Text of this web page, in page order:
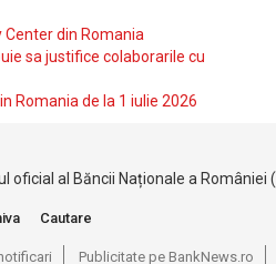
din Romania
sa justifice colaborarile cu
Romania de la 1 iulie 2026
oficial al Băncii Naționale a României (
Cautare
Publicitate pe BankNews.ro